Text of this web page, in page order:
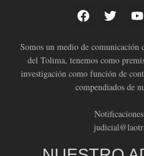
Somos un medio de comunicación
del Tolima, tenemos como
investigación como función de
compendiados de